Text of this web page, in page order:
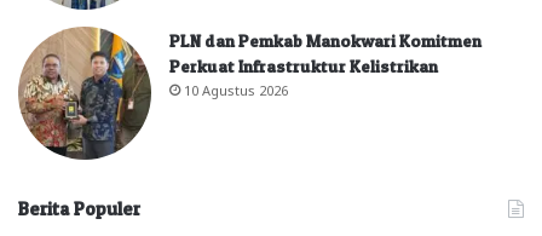
PLN dan Pemkab Manokwari Komitmen
Perkuat Infrastruktur Kelistrikan
10 Agustus 2026
Berita Populer